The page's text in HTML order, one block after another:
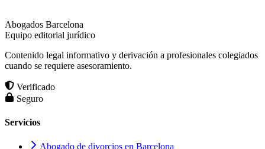
Abogados Barcelona
Equipo editorial jurídico
Contenido legal informativo y derivación a profesionales colegiados
cuando se requiere asesoramiento.
Verificado
Seguro
Servicios
Abogado de divorcios en Barcelona